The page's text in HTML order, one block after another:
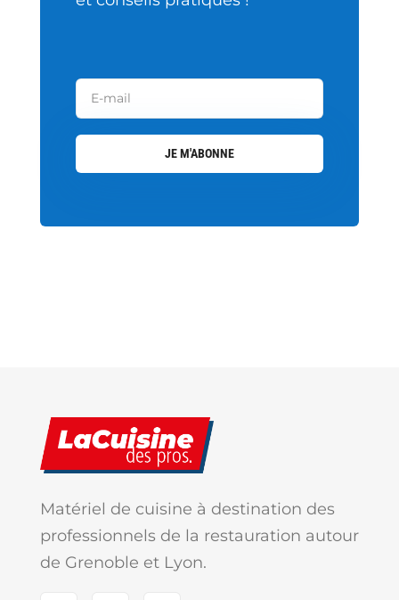
JE M'ABONNE
Matériel de cuisine à destination des
professionnels de la restauration autour
de Grenoble et Lyon.